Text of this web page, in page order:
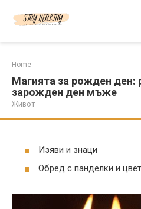
Home
Магията за рожден ден:
зарожден ден мъже
Живот
Изяви и знаци
Обред с панделки и